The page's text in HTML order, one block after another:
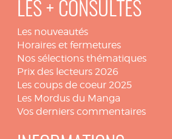
LES + CONSULTÉS
Les nouveautés
Horaires et fermetures
Nos sélections thématiques
Prix des lecteurs 2026
Les coups de coeur 2025
Les Mordus du Manga
Vos derniers commentaires